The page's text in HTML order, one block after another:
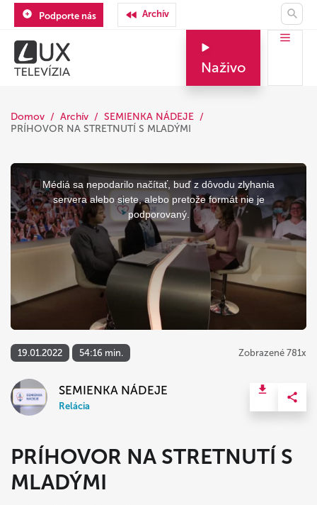
Podporte nás Archív
Naživo
Domov Archív
SEMIENKA NÁDEJE
PRÍHOVOR NA STRETNUTÍ S MLADÝMI
This
modal
window.
Médiá sa nepodarilo načítať, buď z dôvodu zlyhania
servera alebo siete, alebo pretože formát nie je
podporovaný.
19.01.2022 54:16 min. Zobrazené 781x
SEMIENKA NÁDEJE
Relácia
PRÍHOVOR NA STRETNUTÍ S
MLADÝMI